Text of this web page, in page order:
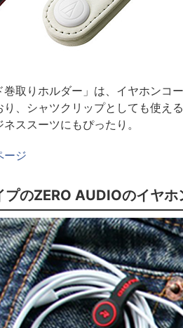
取りホルダー」は、イヤホンコ
、シャツクリップとしても使え
ススーツにもぴったり。
ージ
のZERO AUDIOのイヤホ